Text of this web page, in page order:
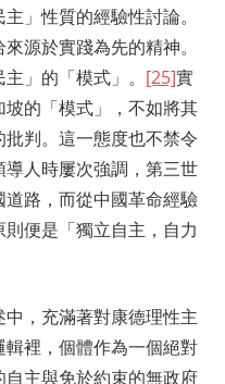
」性質的經驗性討論。
源於實踐為先的精神。
」的「模式」。 [25]實
的「模式」，不如將其
判。這一態度也不禁令
人時屢次強調，第三世
路，而從中國革命經驗
便是「獨立自主，自力
，充滿著對康德理性主
裡，個體作為一個絕對
主與免於約束的無政府